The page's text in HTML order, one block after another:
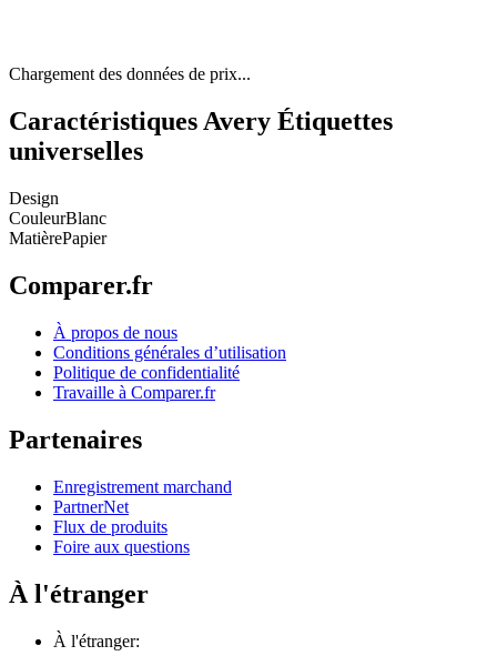
Chargement des données de prix...
Caractéristiques Avery Étiquettes
universelles
Design
CouleurBlanc
MatièrePapier
Comparer.fr
À propos de nous
Conditions générales d’utilisation
Politique de confidentialité
Travaille à Comparer.fr
Partenaires
Enregistrement marchand
PartnerNet
Flux de produits
Foire aux questions
À l'étranger
À l'étranger: